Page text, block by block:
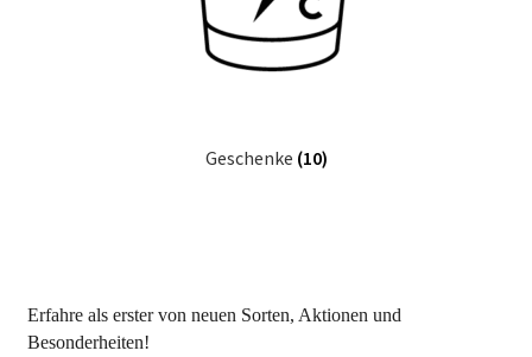
Geschenke (10)
Erfahre als erster von neuen Sorten, Aktionen und
Besonderheiten!